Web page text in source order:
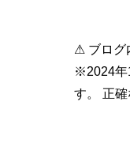
⚠ ブログ
※2024年
す。 正